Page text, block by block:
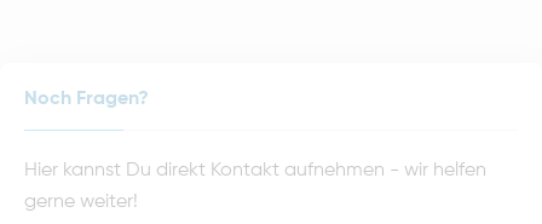
Noch Fragen?
Hier kannst Du direkt Kontakt aufnehmen - wir helfen
gerne weiter!